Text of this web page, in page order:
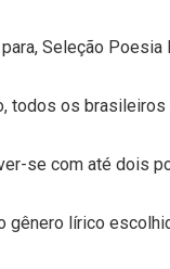
Seleção Poesia
todos os
se com até dois
gênero lírico